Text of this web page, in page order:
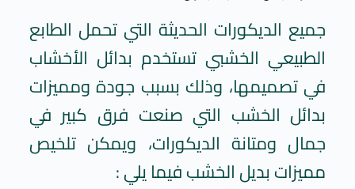
جميع الديكورات الحديثة التي تحمل الطابع
الطبيعي الخشبي تستخدم بدائل الأخشاب
في تصميمها، وذلك بسبب جودة ومميزات
بدائل الخشب التي صنعت فرق كبير في
جمال ومتانة الديكورات، ويمكن تلخيص
مميزات بديل الخشب فيما يلي :